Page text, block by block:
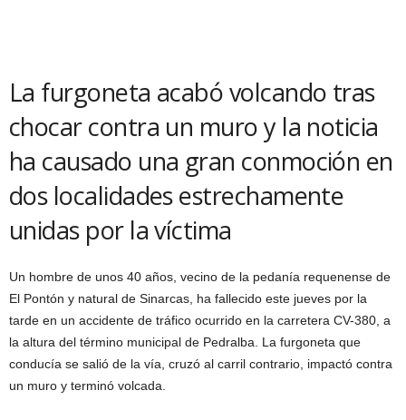
La furgoneta acabó volcando tras
chocar contra un muro y la noticia
ha causado una gran conmoción en
dos localidades estrechamente
unidas por la víctima
Un hombre de unos 40 años, vecino de la pedanía requenense de
El Pontón y natural de Sinarcas, ha fallecido este jueves por la
tarde en un accidente de tráfico ocurrido en la carretera CV-380, a
la altura del término municipal de Pedralba. La furgoneta que
conducía se salió de la vía, cruzó al carril contrario, impactó contra
un muro y terminó volcada.